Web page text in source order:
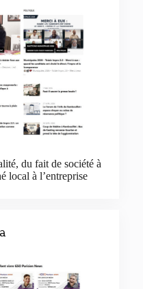
du fait de société à
local à l’entreprise